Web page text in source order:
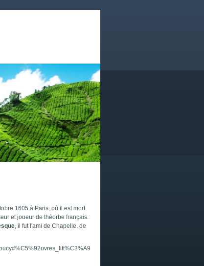
1605 à Paris, où il est mort
et joueur de théorbe français.
, il fut l'ami de Chapelle, de